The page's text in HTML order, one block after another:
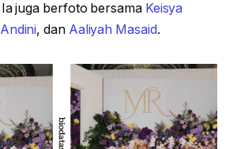
juga berfoto bersama Keisya
, dan Aaliyah Masaid.